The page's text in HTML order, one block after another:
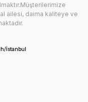
ailesi, daima kaliteye ve
İstanbul